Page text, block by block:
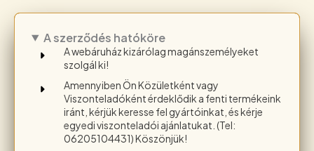
A szerződés hatóköre
A webáruház kizárólag magánszemélyeket
szolgál ki!
Amennyiben Ön Közületként vagy
Viszonteladóként érdeklődik a fenti termékeink
iránt, kérjük keresse fel gyártóinkat, és kérje
egyedi viszonteladói ajánlatukat. (Tel:
06205104431) Köszönjük!